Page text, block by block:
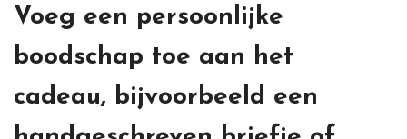
Voeg een persoonlijke
boodschap toe aan het
cadeau, bijvoorbeeld een